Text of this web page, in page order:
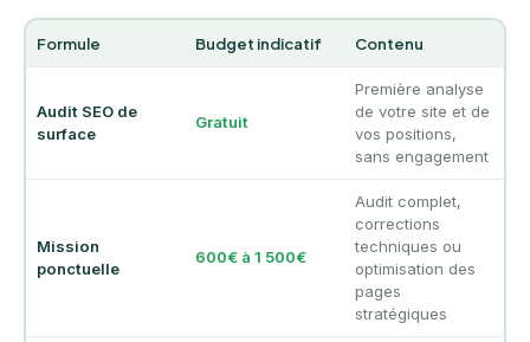
Formule Budget indicatif Contenu
Audit SEO de
surface
Gratuit
Première analyse
de votre site et de
vos positions,
sans engagement
Mission
ponctuelle
600€ à 1 500€
Audit complet,
corrections
techniques ou
optimisation des
pages
stratégiques